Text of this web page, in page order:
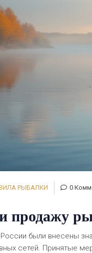
РЫБАЛКИ 0
продажу
были внесены
сетей. Принятые